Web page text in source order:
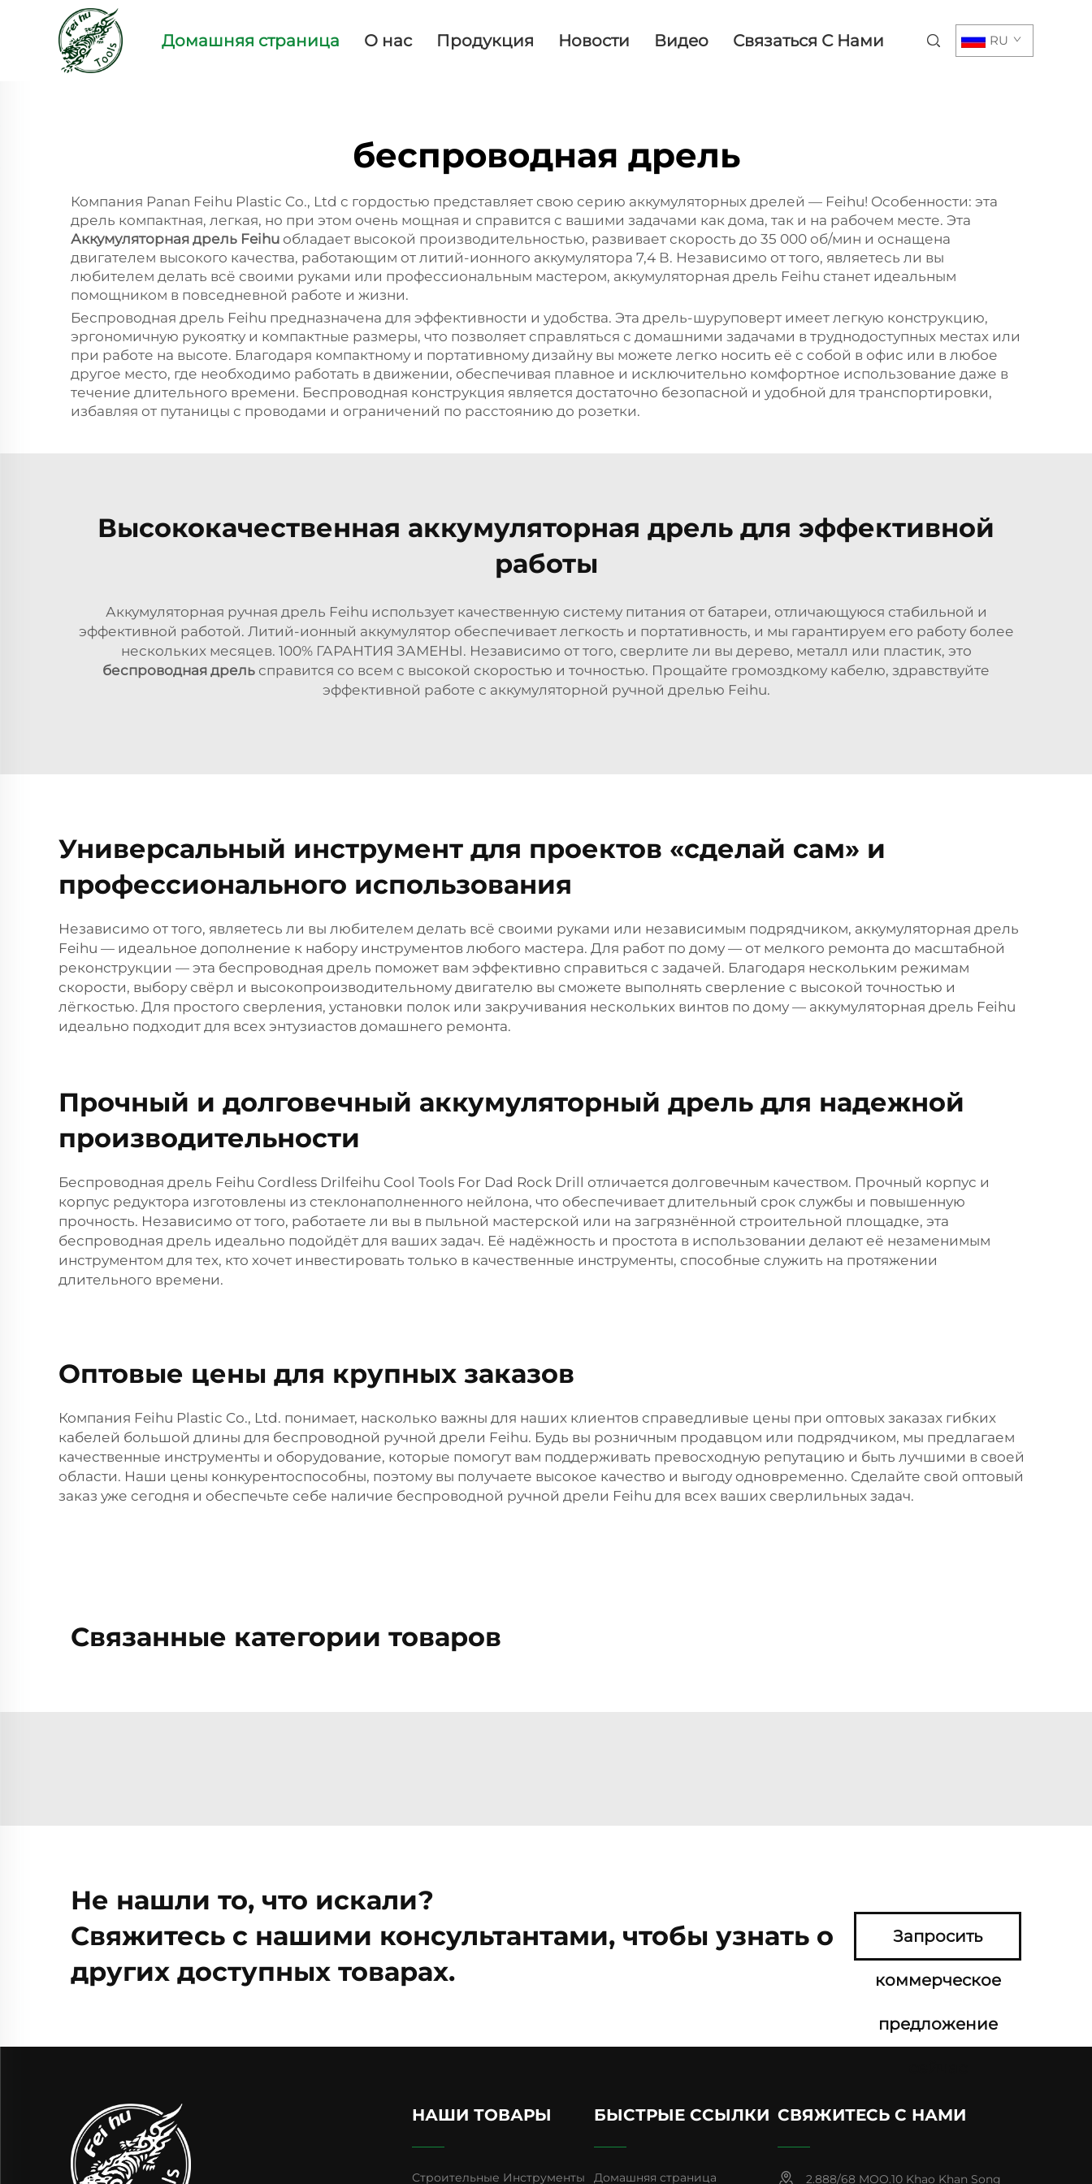
Домашняя страница О нас Продукция Новости Видео Связаться С Нами RU
беспроводная дрель
Компания Panan Feihu Plastic Co., Ltd с гордостью представляет свою серию аккумуляторных дрелей — Feihu! Особенности: эта
дрель компактная, легкая, но при этом очень мощная и справится с вашими задачами как дома, так и на рабочем месте. Эта
Аккумуляторная дрель Feihu обладает высокой производительностью, развивает скорость до 35 000 об/мин и оснащена
двигателем высокого качества, работающим от литий-ионного аккумулятора 7,4 В. Независимо от того, являетесь ли вы
любителем делать всё своими руками или профессиональным мастером, аккумуляторная дрель Feihu станет идеальным
помощником в повседневной работе и жизни.
Беспроводная дрель Feihu предназначена для эффективности и удобства. Эта дрель-шуруповерт имеет легкую конструкцию,
эргономичную рукоятку и компактные размеры, что позволяет справляться с домашними задачами в труднодоступных местах или
при работе на высоте. Благодаря компактному и портативному дизайну вы можете легко носить её с собой в офис или в любое
другое место, где необходимо работать в движении, обеспечивая плавное и исключительно комфортное использование даже в
течение длительного времени. Беспроводная конструкция является достаточно безопасной и удобной для транспортировки,
избавляя от путаницы с проводами и ограничений по расстоянию до розетки.
Высококачественная аккумуляторная дрель для эффективной
работы
Аккумуляторная ручная дрель Feihu использует качественную систему питания от батареи, отличающуюся стабильной и
эффективной работой. Литий-ионный аккумулятор обеспечивает легкость и портативность, и мы гарантируем его работу более
нескольких месяцев. 100% ГАРАНТИЯ ЗАМЕНЫ. Независимо от того, сверлите ли вы дерево, металл или пластик, это
беспроводная дрель справится со всем с высокой скоростью и точностью. Прощайте громоздкому кабелю, здравствуйте
эффективной работе с аккумуляторной ручной дрелью Feihu.
Универсальный инструмент для проектов «сделай сам» и
профессионального использования
Независимо от того, являетесь ли вы любителем делать всё своими руками или независимым подрядчиком, аккумуляторная дрель
Feihu — идеальное дополнение к набору инструментов любого мастера. Для работ по дому — от мелкого ремонта до масштабной
реконструкции — эта беспроводная дрель поможет вам эффективно справиться с задачей. Благодаря нескольким режимам
скорости, выбору свёрл и высокопроизводительному двигателю вы сможете выполнять сверление с высокой точностью и
лёгкостью. Для простого сверления, установки полок или закручивания нескольких винтов по дому — аккумуляторная дрель Feihu
идеально подходит для всех энтузиастов домашнего ремонта.
Прочный и долговечный аккумуляторный дрель для надежной
производительности
Беспроводная дрель Feihu Cordless Drilfeihu Cool Tools For Dad Rock Drill отличается долговечным качеством. Прочный корпус и
корпус редуктора изготовлены из стеклонаполненного нейлона, что обеспечивает длительный срок службы и повышенную
прочность. Независимо от того, работаете ли вы в пыльной мастерской или на загрязнённой строительной площадке, эта
беспроводная дрель идеально подойдёт для ваших задач. Её надёжность и простота в использовании делают её незаменимым
инструментом для тех, кто хочет инвестировать только в качественные инструменты, способные служить на протяжении
длительного времени.
Оптовые цены для крупных заказов
Компания Feihu Plastic Co., Ltd. понимает, насколько важны для наших клиентов справедливые цены при оптовых заказах гибких
кабелей большой длины для беспроводной ручной дрели Feihu. Будь вы розничным продавцом или подрядчиком, мы предлагаем
качественные инструменты и оборудование, которые помогут вам поддерживать превосходную репутацию и быть лучшими в своей
области. Наши цены конкурентоспособны, поэтому вы получаете высокое качество и выгоду одновременно. Сделайте свой оптовый
заказ уже сегодня и обеспечьте себе наличие беспроводной ручной дрели Feihu для всех ваших сверлильных задач.
Связанные категории товаров
Не нашли то, что искали?
Свяжитесь с нашими консультантами, чтобы узнать о
других доступных товарах.
Запросить
коммерческое
предложение
НАШИ ТОВАРЫ
Строительные Инструменты
БЫСТРЫЕ ССЫЛКИ
Домашняя страница
СВЯЖИТЕСЬ С НАМИ
2.888/68 MOO.10 Khao Khan Song